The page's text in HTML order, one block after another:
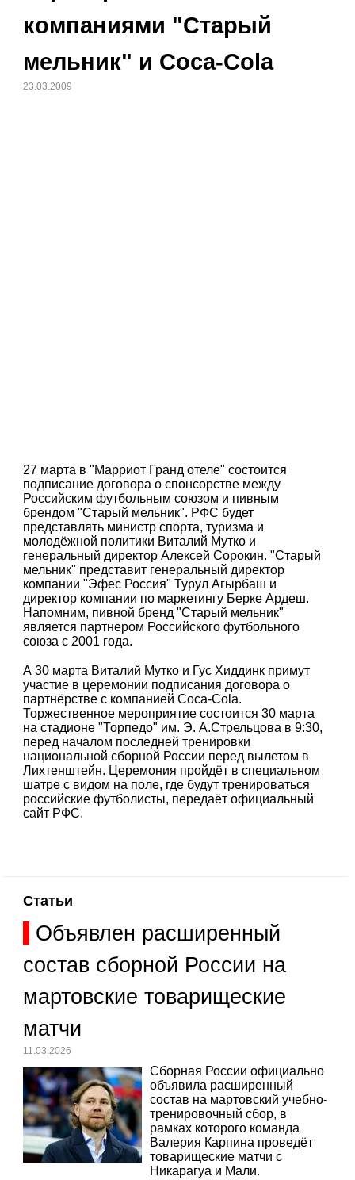
компаниями "Старый
мельник" и Coca-Cola
23.03.2009
27 марта в "Марриот Гранд отеле" состоится
подписание договора о спонсорстве между
Российским футбольным союзом и пивным
брендом "Старый мельник". РФС будет
представлять министр спорта, туризма и
молодёжной политики Виталий Мутко и
генеральный директор Алексей Сорокин. "Старый
мельник" представит генеральный директор
компании "Эфес Россия" Турул Агырбаш и
директор компании по маркетингу Берке Ардеш.
Напомним, пивной бренд "Старый мельник"
является партнером Российского футбольного
союза с 2001 года.
А 30 марта Виталий Мутко и Гус Хиддинк примут
участие в церемонии подписания договора о
партнёрстве с компанией Coca-Cola.
Торжественное мероприятие состоится 30 марта
на стадионе "Торпедо" им. Э. А.Стрельцова в 9:30,
перед началом последней тренировки
национальной сборной России перед вылетом в
Лихтенштейн. Церемония пройдёт в специальном
шатре с видом на поле, где будут тренироваться
российские футболисты, передаёт официальный
сайт РФС.
Статьи
Объявлен расширенный
состав сборной России на
мартовские товарищеские
матчи
11.03.2026
Сборная России официально
объявила расширенный
состав на мартовский учебно-
тренировочный сбор, в
рамках которого команда
Валерия Карпина проведёт
товарищеские матчи с
Никарагуа и Мали.